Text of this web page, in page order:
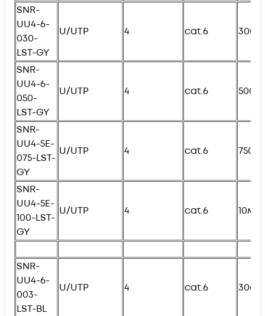
SNR-
UU4-6-
030-
LST-GY
U/UTP 4 cat.6
SNR-
UU4-6-
050-
LST-GY
U/UTP 4 cat.6
SNR-
UU4-5E-
075-LST-
GY
U/UTP 4 cat.6
SNR-
UU4-5E-
100-LST-
GY
U/UTP 4 cat.6 10м
SNR-
UU4-6-
003-
LST-BL
U/UTP 4 cat.6 30см